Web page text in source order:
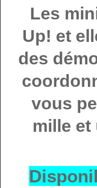
Les
Up! et
des
vous
mille